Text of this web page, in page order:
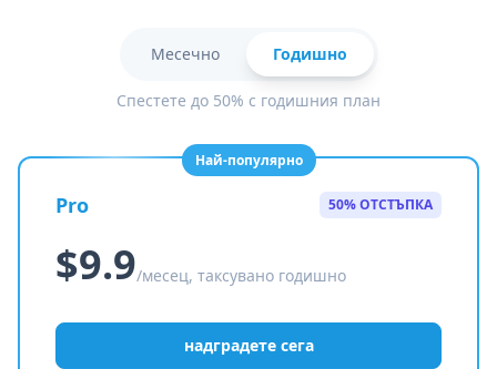
Месечно Годишно
Спестете до 50% с годишния план
Най-популярно
Pro 50% ОТСТЪПКА
$9.9/месец, таксувано годишно
надградете сега